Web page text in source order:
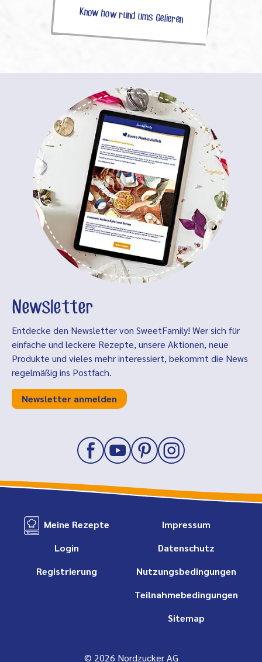
Know how rund ums Gelieren
Newsletter
Entdecke den Newsletter von SweetFamily! Wer sich für
einfache und leckere Rezepte, unsere Aktionen, neue
Produkte und vieles mehr interessiert, bekommt die News
regelmäßig ins Postfach.
Newsletter anmelden
Meine Rezepte
Login
Registrierung
Impressum
Datenschutz
Nutzungsbedingungen
Teilnahmebedingungen
Sitemap
© 2026 Nordzucker AG